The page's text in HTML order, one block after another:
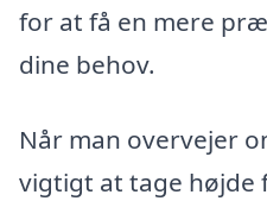
for at få en mere
dine behov.
Når man overvejer
vigtigt at tage højde